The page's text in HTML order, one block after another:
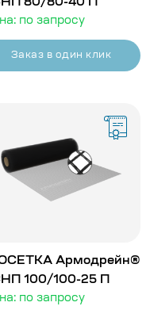
80/80-40 П
по запросу
Заказ в один клик
Армодрейн®
100/100-25 П
по запросу